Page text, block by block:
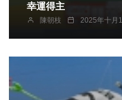
幸運得主
陳朝枝 2025年十月